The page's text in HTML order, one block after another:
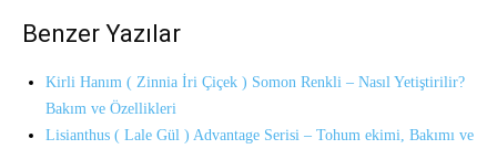
Benzer Yazılar
Kirli Hanım ( Zinnia İri Çiçek ) Somon Renkli – Nasıl Yetiştirilir?
Bakım ve Özellikleri
Lisianthus ( Lale Gül ) Advantage Serisi – Tohum ekimi, Bakımı ve